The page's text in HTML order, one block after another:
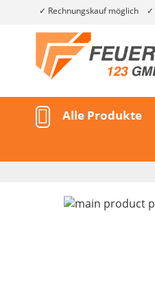
Rechnungskauf möglich
Alle Produkte
Skip